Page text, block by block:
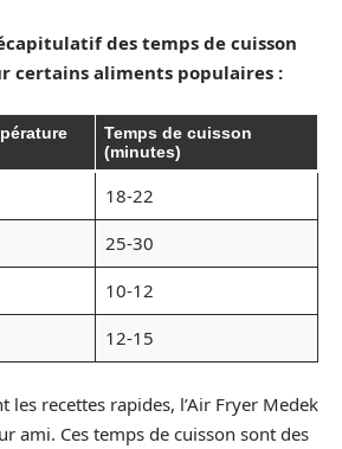
des temps de cuisson
certains aliments populaires :
Temps de cuisson
(minutes)
18-22
25-30
10-12
12-15
les recettes rapides, l’Air Fryer Medek
ami. Ces temps de cuisson sont des